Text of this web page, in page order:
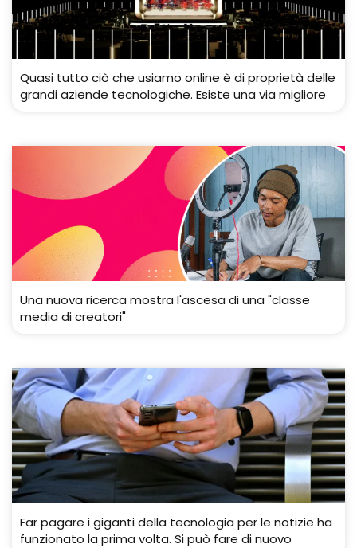
Quasi tutto ciò che usiamo online è di proprietà delle
grandi aziende tecnologiche. Esiste una via migliore
Una nuova ricerca mostra l'ascesa di una "classe
media di creatori"
Far pagare i giganti della tecnologia per le notizie ha
funzionato la prima volta. Si può fare di nuovo